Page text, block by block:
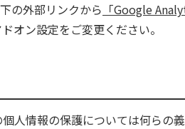
の外部リンクから 「Google
オン設定をご変更ください。
人情報の保護については何らの義